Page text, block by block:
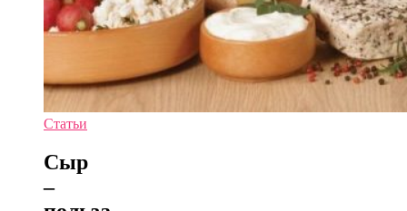
Статьи
Сыр
–